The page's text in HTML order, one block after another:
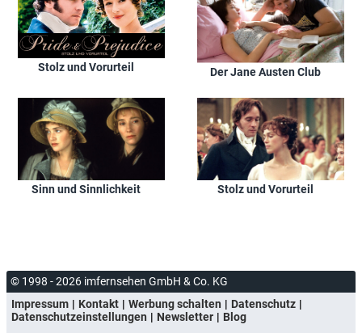
Stolz und Vorurteil Der Jane Austen Club
Sinn und Sinnlichkeit Stolz und Vorurteil
© 1998 - 2026 imfernsehen GmbH & Co. KG
Impressum
Kontakt Werbung schalten
Datenschutz
Datenschutzeinstellungen
Newsletter
Blog